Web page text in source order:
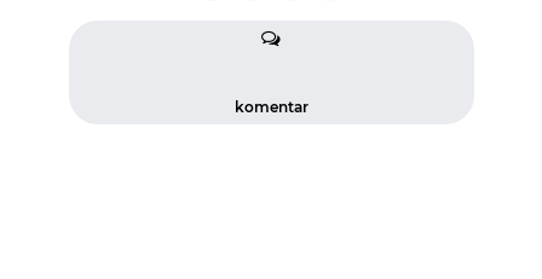
komentar